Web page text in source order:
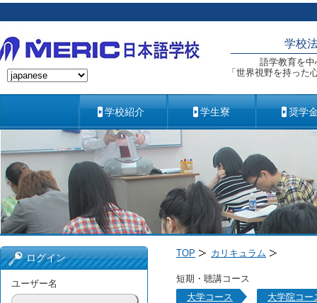
学校
語学教育を
「世界視野を持った
学校紹介 学生寮 奨学
ログイン
ユーザー名
TOP カリキュラム
短期・聴講コース
大学コース
大学院コー